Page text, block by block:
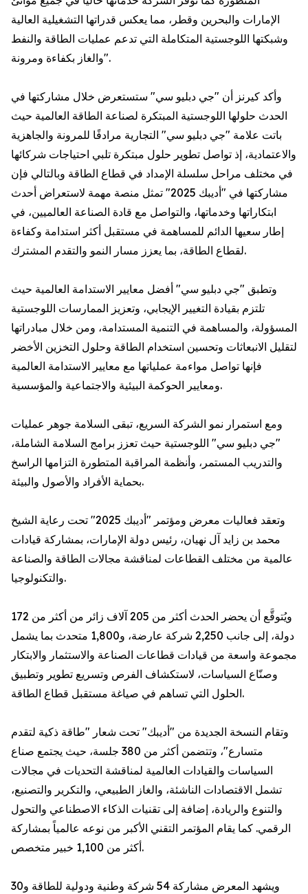
الإمارات والبحرين وقطر، مما يعكس قدراتها التشغيلية العالية
وشبكتها اللوجستية المتكاملة التي تدعم عمليات الطاقة والنفط
والغاز بكفاءة ومرونة".
وأكد كيرنز أن "جي دبليو سي" ستستعرض خلال مشاركتها في
الحدث حلولها اللوجستية المبتكرة لصناعة الطاقة العالمية حيث
باتت علامة "جي دبليو سي" التجارية مرادفًا للمرونة والجاهزية
والاعتمادية، إذ تواصل تطوير حلول مبتكرة تلبي احتياجات شركائها
في مختلف مراحل سلسلة الإمداد في قطاع الطاقة وبالتالي فإن
مشاركتها في "أديبك 2025" تمثل منصة مهمة لاستعراض أحدث
ابتكاراتها وخدماتها، والتواصل مع قادة الصناعة العالميين، في
إطار سعيها الدائم للمساهمة في مستقبل أكثر استدامة وكفاءة
لقطاع الطاقة، بما يعزز مسار النمو والتقدم المشترك.
وتطبق "جي دبليو سي" أفضل معايير الاستدامة العالمية حيث
تلتزم بقيادة التغيير الإيجابي، وتعزيز الممارسات اللوجستية
المسؤولة، والمساهمة في التنمية المستدامة، ومن خلال مبادراتها
لتقليل الانبعاثات وتحسين استخدام الطاقة وحلول التخزين الأخضر
فإنها تواصل مواءمة عملياتها مع معايير الاستدامة العالمية
ومعايير الحوكمة البيئية والاجتماعية والمؤسسية.
ومع استمرار نمو الشركة السريع، تبقى السلامة جوهر عمليات
"جي دبليو سي" اللوجستية حيث تعزز برامج السلامة الشاملة،
والتدريب المستمر، وأنظمة المراقبة المتطورة التزامها الراسخ
بحماية الأفراد والأصول والبيئة.
وتعقد فعاليات معرض ومؤتمر "أديبك 2025" تحت رعاية الشيخ
محمد بن زايد آل نهيان، رئيس دولة الإمارات، بمشاركة قيادات
عالمية من مختلف القطاعات لمناقشة مجالات الطاقة والصناعة
والتكنولوجيا.
ويُتوقَّع أن يحضر الحدث أكثر من 205 آلاف زائر من أكثر من 172
دولة، إلى جانب 2,250 شركة عارضة، و1,800 متحدث بما يشمل
مجموعة واسعة من قيادات قطاعات الصناعة والاستثمار والابتكار
وصنّاع السياسات، لاستكشاف الفرص وتسريع تطوير وتطبيق
الحلول التي تساهم في صياغة مستقبل قطاع الطاقة.
وتقام النسخة الجديدة من "أديبك" تحت شعار "طاقة ذكية لتقدم
متسارع"، وتتضمن أكثر من 380 جلسة، حيث يجتمع صناع
السياسات والقيادات العالمية لمناقشة التحديات في مجالات
تشمل الاقتصادات الناشئة، والغاز الطبيعي، والتكرير والتصنيع،
والتنوع والريادة، إضافة إلى تقنيات الذكاء الاصطناعي والتحول
الرقمي. كما يقام المؤتمر التقني الأكبر من نوعه عالمياً بمشاركة
أكثر من 1,100 خبير متخصص.
ويشهد المعرض مشاركة 54 شركة وطنية ودولية للطاقة و30